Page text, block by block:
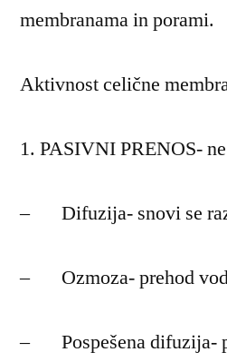
membranama in porami.
Aktivnost celične
PASIVNI PRENOS-
– Difuzija- snovi se
– Ozmoza- prehod
– Pospešena difuzija-